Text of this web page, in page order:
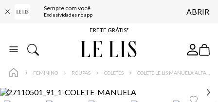
Sempre com você
Exclusividades no app ABRIR
ENTREGA EXPRESSA*
FRETE GRÁTIS*
BAIXE O APP
FEMININO ROUPAS COLETES